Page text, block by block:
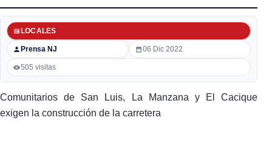
Prensa NJ
LOCALES
06 Dic 2022
505 visitas
Comunitarios de San Luis, La Manzana y El Cacique
exigen la construcción de la carretera